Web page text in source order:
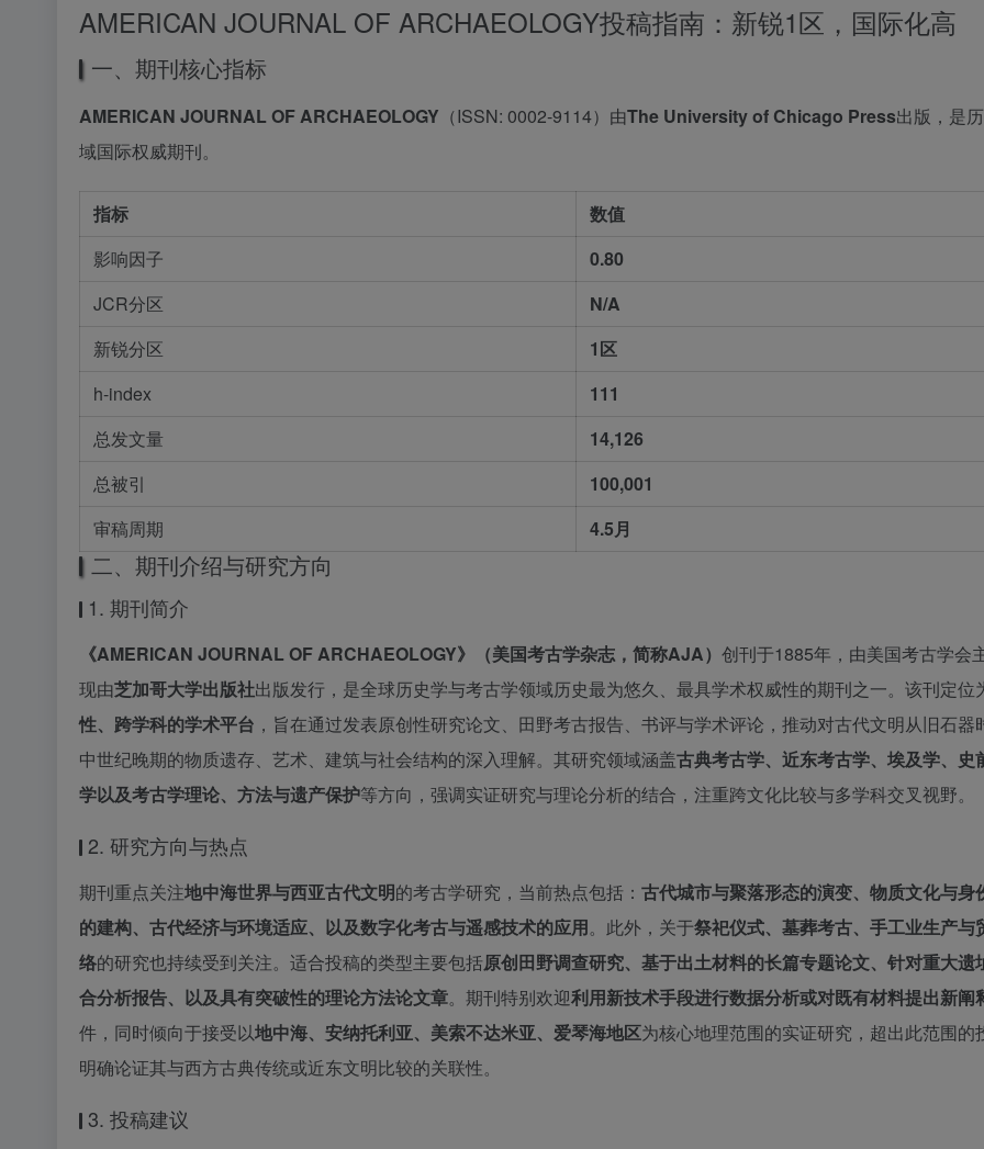
AMERICAN JOURNAL OF ARCHAEOLOGY投稿指南：新锐1区，国际化高
一、期刊核心指标
AMERICAN JOURNAL OF ARCHAEOLOGY （ISSN: 0002-9114）由The University of Chicago Press出版，是
域国际权威期刊。
指标
数值
影响因子
0.80
JCR分区
N/A
新锐分区
1区
h-index
111
总发文量
14,126
总被引
100,001
审稿周期
4.5月
二、期刊介绍与研究方向
1. 期刊简介
《AMERICAN JOURNAL OF ARCHAEOLOGY》（美国考古学杂志，简称AJA） 创刊于1885年，由美国考古学会
现由芝加哥大学出版社出版发行，是全球历史学与考古学领域历史最为悠久、最具学术权威性的期刊之一。该刊定位
性、跨学科的学术平台 ，旨在通过发表原创性研究论文、田野考古报告、书评与学术评论，推动对古代文明从旧石器
中世纪晚期的物质遗存、艺术、建筑与社会结构的深入理解。其研究领域涵盖古典考古学、近东考古学、埃及学、史
学以及考古学理论、方法与遗产保护等方向，强调实证研究与理论分析的结合，注重跨文化比较与多学科交叉视野。
2. 研究方向与热点
期刊重点关注地中海世界与西亚古代文明的考古学研究，当前热点包括： 古代城市与聚落形态的演变、物质文化与身
的建构、古代经济与环境适应、以及数字化考古与遥感技术的应用。此外，关于祭祀仪式、墓葬考古、手工业生产与
络的研究也持续受到关注。适合投稿的类型主要包括原创田野调查研究、基于出土材料的长篇专题论文、针对重大遗
合分析报告、以及具有突破性的理论方法论文章。期刊特别欢迎利用新技术手段进行数据分析或对既有材料提出新阐
件，同时倾向于接受以地中海、安纳托利亚、美索不达米亚、爱琴海地区为核心地理范围的实证研究，超出此范围的
明确论证其与西方古典传统或近东文明比较的关联性。
3. 投稿建议